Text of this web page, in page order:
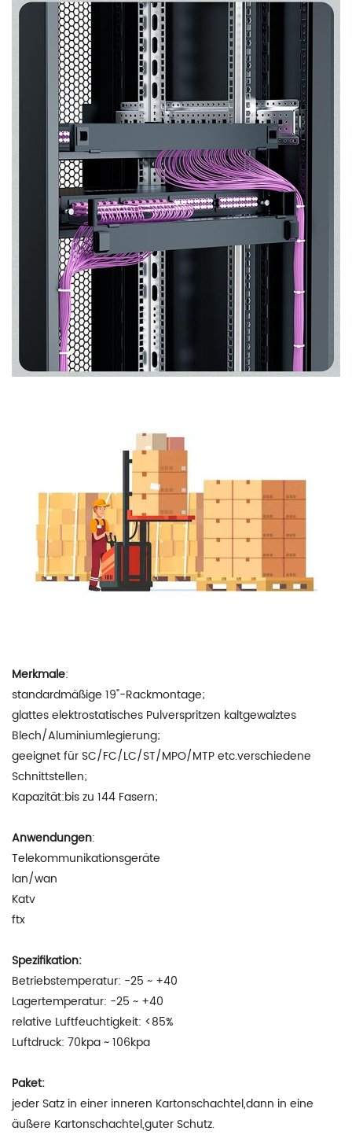
Merkmale:
standardmäßige 19"-Rackmontage;
glattes elektrostatisches Pulverspritzen kaltgewalztes
Blech/Aluminiumlegierung;
geeignet für SC/FC/LC/ST/MPO/MTP etc.verschiedene
Schnittstellen;
Kapazität:bis zu 144 Fasern;
Anwendungen:
Telekommunikationsgeräte
lan/wan
Katv
ftx
Spezifikation:
Betriebstemperatur: -25 ~ +40
Lagertemperatur: -25 ~ +40
relative Luftfeuchtigkeit: <85%
Luftdruck: 70kpa ~ 106kpa
Paket:
jeder Satz in einer inneren Kartonschachtel,dann in eine
äußere Kartonschachtel,guter Schutz.